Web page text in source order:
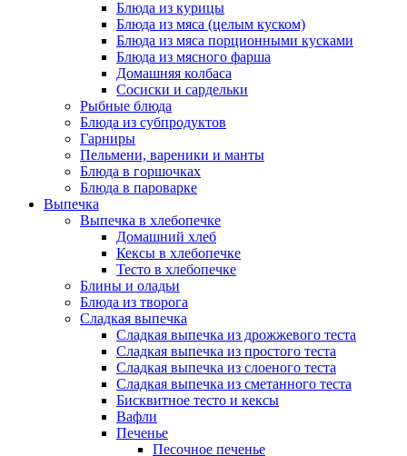
Блюда из курицы
Блюда из мяса (целым куском)
Блюда из мяса порционными кусками
Блюда из мясного фарша
Домашняя колбаса
Сосиски и сардельки
Рыбные блюда
Блюда из субпродуктов
Гарниры
Пельмени, вареники и манты
Блюда в горшочках
Блюда в пароварке
Выпечка
Выпечка в хлебопечке
Домашний хлеб
Кексы в хлебопечке
Тесто в хлебопечке
Блины и оладьи
Блюда из творога
Сладкая выпечка
Сладкая выпечка из дрожжевого теста
Сладкая выпечка из простого теста
Сладкая выпечка из слоеного теста
Сладкая выпечка из сметанного теста
Бисквитное тесто и кексы
Вафли
Печенье
Песочное печенье